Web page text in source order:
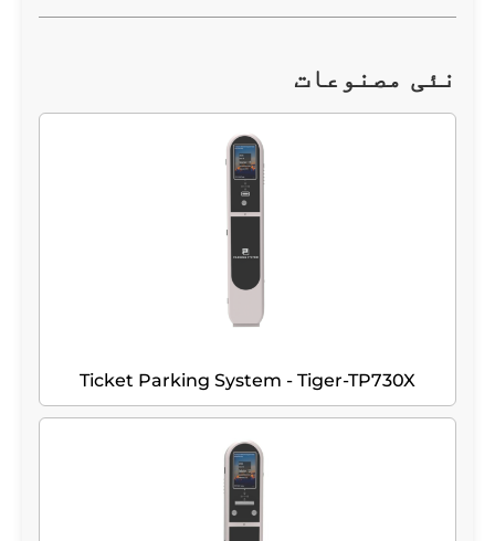
نئی مصنوعات
Ticket Parking System - Tiger-TP730X